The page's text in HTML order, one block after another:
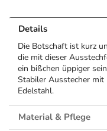
Details
Die Botschaft ist kurz
die mit dieser
ein bißchen üppiger
Stabiler Ausstecher
Edelstahl.
Material & Pflege